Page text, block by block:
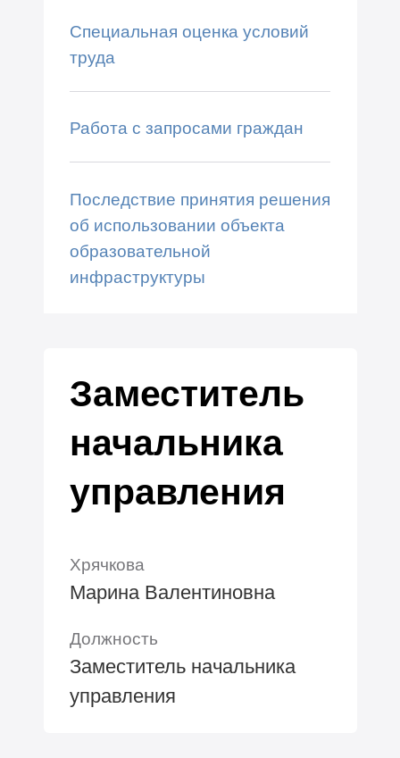
Специальная оценка условий
труда
Работа с запросами граждан
Последствие принятия решения
об использовании объекта
образовательной
инфраструктуры
Заместитель
начальника
управления
Хрячкова
Марина Валентиновна
Должность
Заместитель начальника
управления